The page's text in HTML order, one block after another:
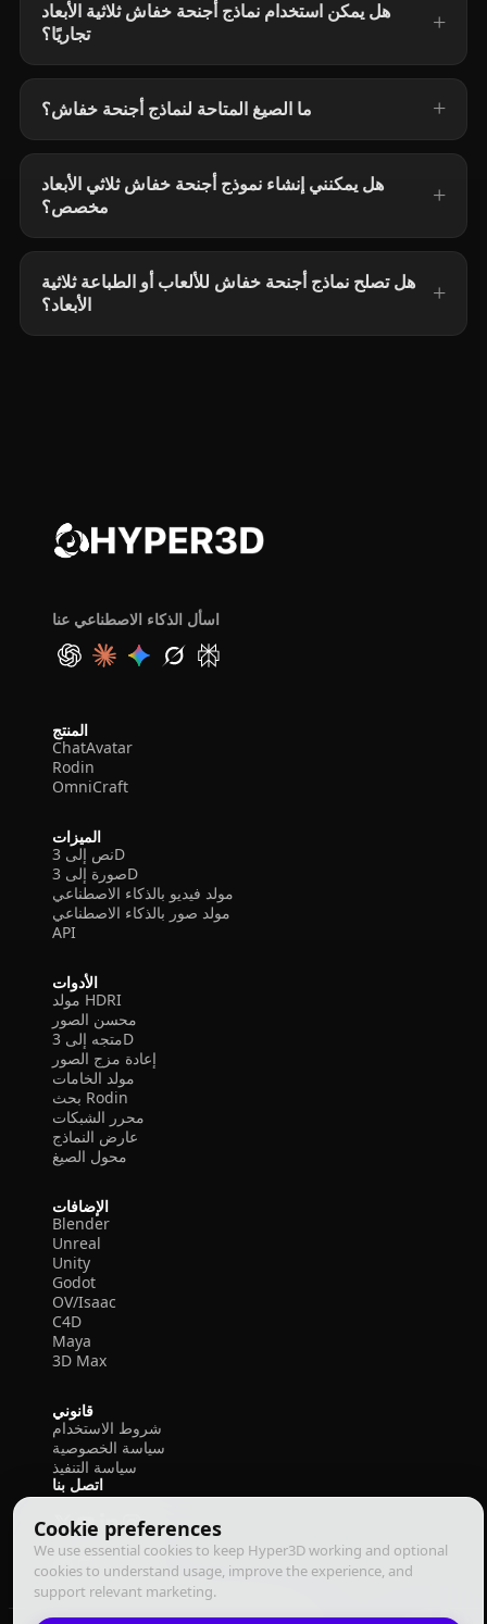
Cookie preferences
We use essential cookies to keep Hyper3D working and optional
cookies to understand usage, improve the experience, and
support relevant marketing.
هل يمكن استخدام نماذج أجنحة خفاش ثلاثية الأبعاد
تجاريًا؟
ما الصيغ المتاحة لنماذج أجنحة خفاش؟
هل يمكنني إنشاء نموذج أجنحة خفاش ثلاثي الأبعاد
مخصص؟
هل تصلح نماذج أجنحة خفاش للألعاب أو الطباعة ثلاثية
الأبعاد؟
اسأل الذكاء الاصطناعي عنا
المنتج
ChatAvatar
Rodin
OmniCraft
الميزات
نص إلى 3D
صورة إلى 3D
مولد فيديو بالذكاء الاصطناعي
مولد صور بالذكاء الاصطناعي
API
الأدوات
مولد HDRI
محسن الصور
متجه إلى 3D
إعادة مزج الصور
مولد الخامات
بحث Rodin
محرر الشبكات
عارض النماذج
محول الصيغ
الإضافات
Blender
Unreal
Unity
Godot
OV/Isaac
C4D
Maya
3D Max
قانوني
شروط الاستخدام
سياسة الخصوصية
سياسة التنفيذ
اتصل بنا